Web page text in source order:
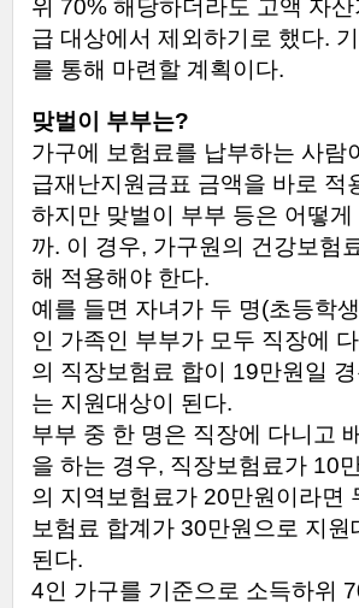
위 70% 해당하더라도 고액 자산
급 대상에서 제외하기로 했다.
를 통해 마련할 계획이다.
맞벌이 부부는?
가구에
보험료를 납부하는 사람이
급재난지원금표 금액을 바로 적
하지만 맞벌이 부부 등은 어떻게
까. 이 경우, 가구원의 건강보험
해 적용해야 한다.
예를 들면 자녀가 두 명(초등학생
인 가족인 부부가 모두 직장에
의 직장보험료 합이 19만원일
는 지원대상이 된다.
부부 중 한 명은 직장에 다니고
을 하는 경우, 직장보험료가 10
의 지역보험료가 20만원이라면
보험료 합계가 30만원으로 지원
된다.
4인 가구를 기준으로 소득하위